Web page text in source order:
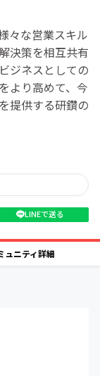
々な営業スキル
決策を相互共有
ジネスとしての
より高めて、今
提供する研鑽の
LINEで送る
ュニティ詳細